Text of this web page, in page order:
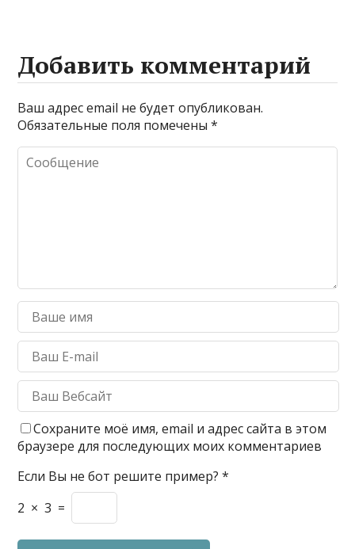
Добавить комментарий
Ваш адрес email не будет опубликован.
Обязательные поля помечены*
Сохраните моё имя, email и адрес сайта в этом
браузере для последующих моих комментариев
Если Вы не бот решите пример? *
2 × 3 =